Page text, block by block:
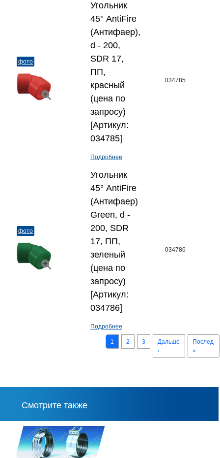
фото
Угольник
45° AntiFire
(Антифаер),
d - 200,
SDR 17,
ПП,
красный
(цена по
запросу)
[Артикул:
034785]
Подробнее
034785
фото
Угольник
45° AntiFire
(Антифаер)
Green, d -
200, SDR
17, ПП,
зеленый
(цена по
запросу)
[Артикул:
034786]
Подробнее
034786
1 2 3
Дальше
›
Послед
»
Смотрите также